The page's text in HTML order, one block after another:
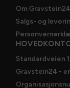
Om Gravstein24
Salgs- og
Standardveien
Gravstein24 -